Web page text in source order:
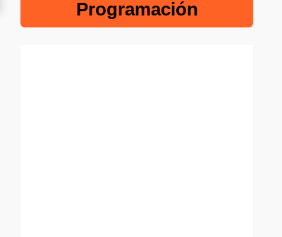
Programación